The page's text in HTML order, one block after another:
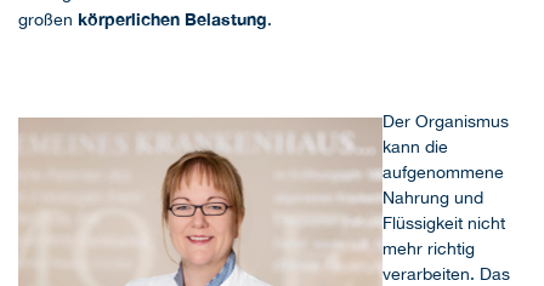
großen körperlichen Belastung.
Der Organismus
kann die
aufgenommene
Nahrung und
Flüssigkeit nicht
mehr richtig
verarbeiten. Das